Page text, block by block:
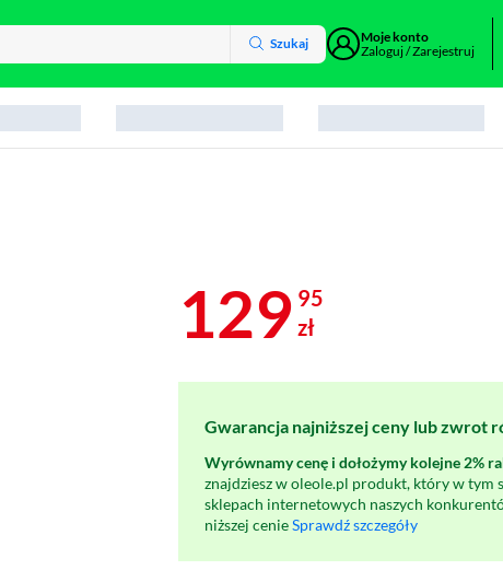
Szukaj
Moje konto
Zaloguj / Zarejestruj
129 95
zł
Gwarancja najniższej ceny lub zwrot
Wyrównamy cenę i dołożymy kolejne 2%
znajdziesz w oleole.pl produkt, który w tym
sklepach internetowych naszych
niższej cenieSprawdź szczegóły